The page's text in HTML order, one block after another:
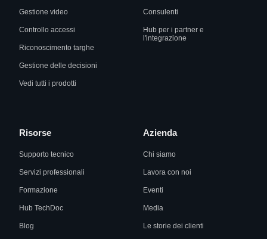
Gestione video
Controllo accessi
Riconoscimento targhe
Gestione delle decisioni
Vedi tutti i prodotti
Consulenti
Hub per i partner e
l'integrazione
Risorse
Supporto tecnico
Servizi professionali
Formazione
Hub TechDoc
Blog
Azienda
Chi siamo
Lavora con noi
Eventi
Media
Le storie dei clienti